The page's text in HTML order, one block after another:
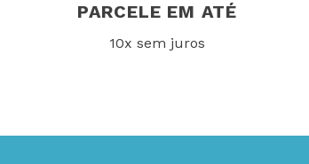
PARCELE EM ATÉ
10x sem juros